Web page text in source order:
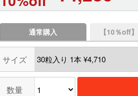
通常購入 【10％off
サイズ
数量